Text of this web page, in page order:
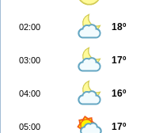
02:00 18º
03:00 17º
04:00 16º
05:00 17º